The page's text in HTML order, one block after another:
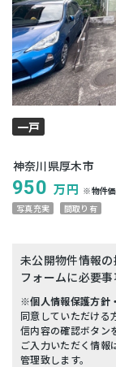
一戸
神奈川県厚木市
950 万円 ※物件
写真充実
間取り有
未公開物件情報
フォームに必要
※個人情報保護方針
同意していただける
信内容の確認ボタン
ご入力いただく情報
管理致します。